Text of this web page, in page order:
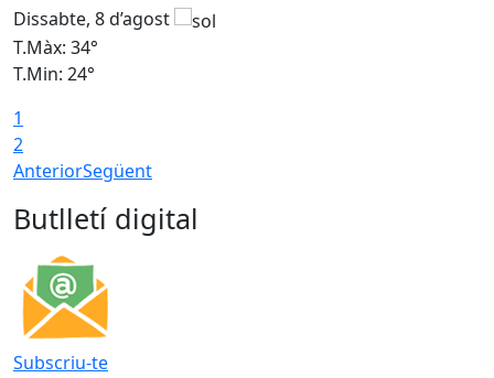
Dissabte, 8 d’agost
T.Màx: 34°
T.Min: 24°
1
2
AnteriorSegüent
Butlletí digital
Subscriu-te